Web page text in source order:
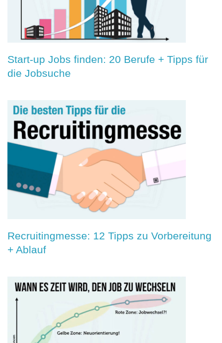
Start-up Jobs finden: 20 Berufe + Tipps für
die Jobsuche
Recruitingmesse: 12 Tipps zu Vorbereitung
+ Ablauf